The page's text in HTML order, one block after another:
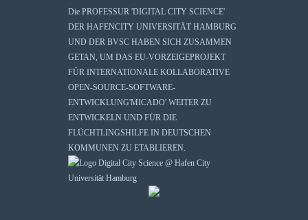
Die PROFESSUR 'DIGITAL CITY SCIENCE'
DER HAFENCITY UNIVERSITÄT HAMBURG
UND DER BVSC HABEN SICH ZUSAMMEN
GETAN, UM DAS EU-VORZEIGEPROJEKT
FÜR INTERNATIONALE KOLLABORATIVE
OPEN-SOURCE-SOFTWARE-
ENTWICKLUNG'MICADO' WEITER ZU
ENTWICKELN UND FÜR DIE
FLÜCHTLINGSHILFE IN DEUTSCHEN
KOMMUNEN ZU ETABLIEREN.